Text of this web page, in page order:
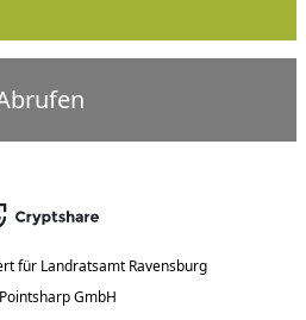
für Landratsamt Ravensburg
GmbH